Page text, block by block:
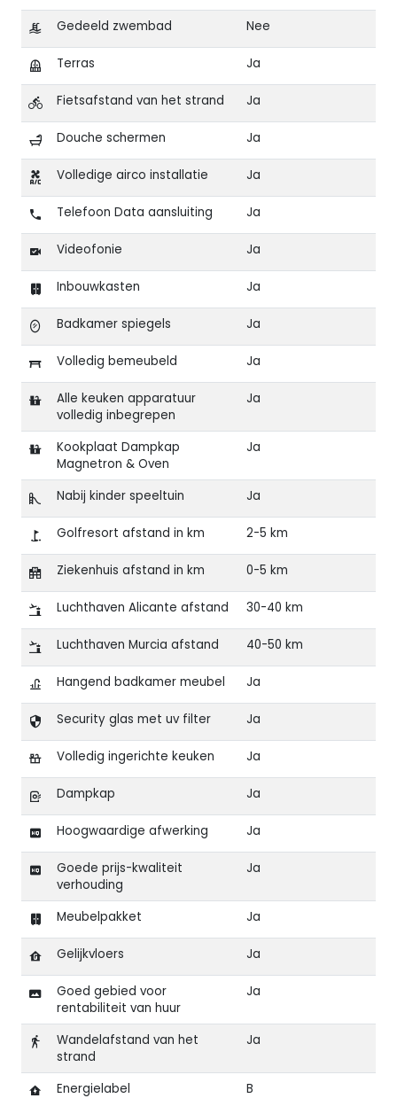
Gedeeld zwembad Nee
Terras Ja
Fietsafstand van het strand Ja
Douche schermen Ja
Volledige airco installatie Ja
Telefoon Data aansluiting Ja
Videofonie Ja
Inbouwkasten Ja
Badkamer spiegels Ja
Volledig bemeubeld Ja
Alle keuken apparatuur
volledig inbegrepen
Ja
Kookplaat Dampkap
Magnetron & Oven
Ja
Nabij kinder speeltuin Ja
Golfresort afstand in km 2-5 km
Ziekenhuis afstand in km 0-5 km
Luchthaven Alicante afstand 30-40 km
Luchthaven Murcia afstand 40-50 km
Hangend badkamer meubel Ja
Security glas met uv filter Ja
Volledig ingerichte keuken Ja
Dampkap Ja
Hoogwaardige afwerking Ja
Goede prijs-kwaliteit
verhouding
Ja
Meubelpakket Ja
Gelijkvloers Ja
Goed gebied voor
rentabiliteit van huur
Ja
Wandelafstand van het
strand
Ja
Energielabel B